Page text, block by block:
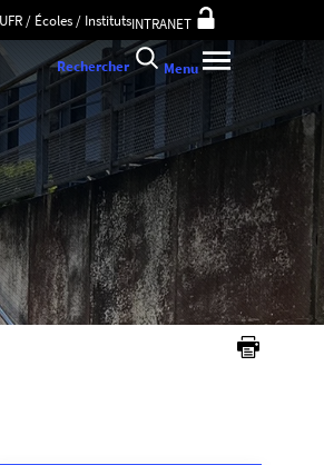
/ Écoles / InstitutsINTRANET
Rechercher Menu